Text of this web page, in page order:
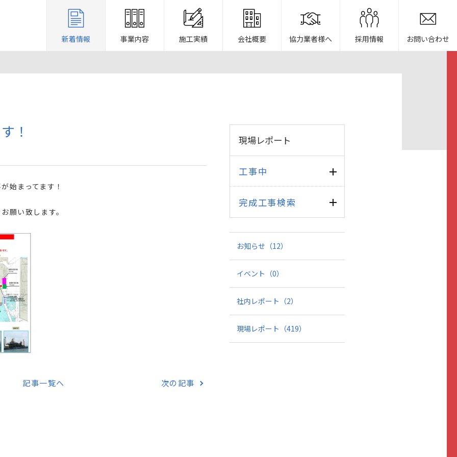
新着情報 事業内容 施工実績 会社概要 協力業者様へ 採用情報 お問い合わせ
！
始まってます！
願い致します。
記事一覧へ 次の記事
現場レポート
工事中
完成工事検索
お知らせ （12）
イベント （0）
社内レポート （2）
現場レポート （419）